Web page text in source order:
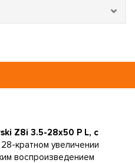
Z8i 3.5-28x50 P L, с
кратном увеличении
воспроизведением